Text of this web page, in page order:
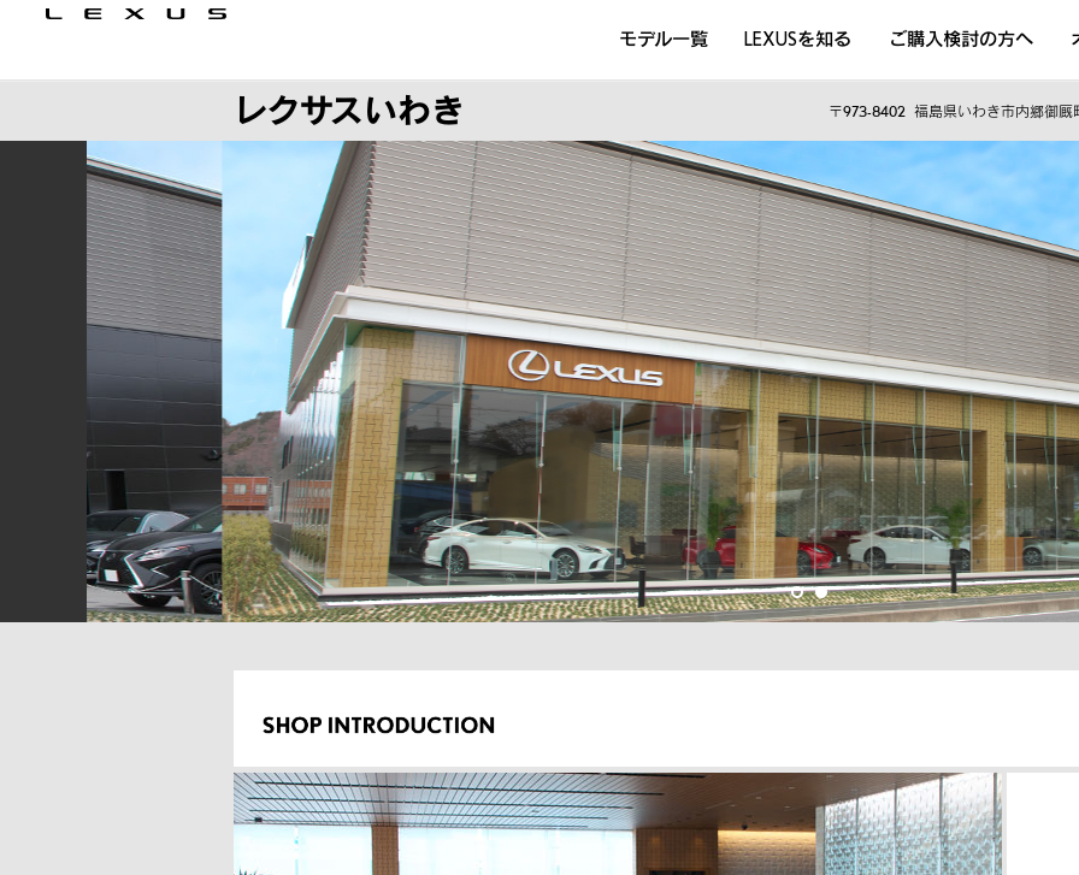
モデル一覧 LEXUSを知る ご購入検討の方へ
DISCOVER THE LEXUS LIFE
Sustainability
Concept Car
レクサスいわき 〒973-8402 福島県いわき市内郷御厩